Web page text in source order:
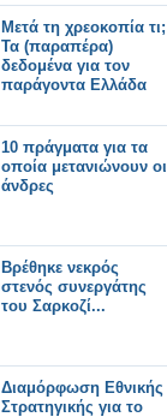
Μετά τη χρεοκοπία τι;
Τα (παραπέρα)
δεδομένα για τον
παράγοντα Ελλάδα
10 πράγματα για τα
οποία μετανιώνουν οι
άνδρες
Βρέθηκε νεκρός
στενός συνεργάτης
του Σαρκοζί...
Διαμόρφωση Εθνικής
Στρατηγικής για το